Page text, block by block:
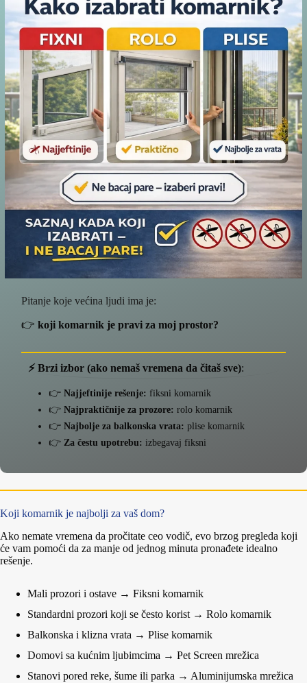
Pitanje koje većina ljudi ima je:
👉koji komarnik je pravi za moj prostor?
⚡ Brzi izbor (ako nemaš vremena da čitaš sve):
👉Najjeftinije rešenje: fiksni komarnik
👉Najpraktičnije za prozore: rolo komarnik
👉Najbolje za balkonska vrata: plise komarnik
👉Za čestu upotrebu: izbegavaj fiksni
Koji komarnik je najbolji za vaš dom?
Ako nemate vremena da pročitate ceo vodič, evo brzog pregleda koji
će vam pomoći da za manje od jednog minuta pronađete idealno
rešenje.
Mali prozori i ostave → Fiksni komarnik
Standardni prozori koji se često korist → Rolo komarnik
Balkonska i klizna vrata → Plise komarnik
Domovi sa kućnim ljubimcima → Pet Screen mrežica
Stanovi pored reke, šume ili parka → Aluminijumska mrežica